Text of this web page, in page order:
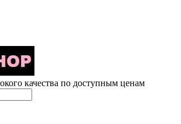
качества по доступным ценам